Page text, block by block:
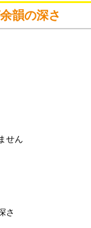
韻の深さ
せん
さ